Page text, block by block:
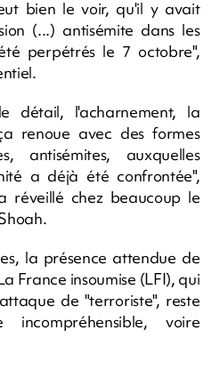
bien le voir, qu'il y avait
(...) antisémite dans les
perpétrés le 7 octobre",
détail, l'acharnement, la
renoue avec des formes
antisémites, auxquelles
a déjà été confrontée",
réveillé chez beaucoup le
la présence attendue de
France insoumise (LFI), qui
de "terroriste", reste
voire